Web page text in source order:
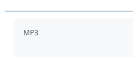
MP3